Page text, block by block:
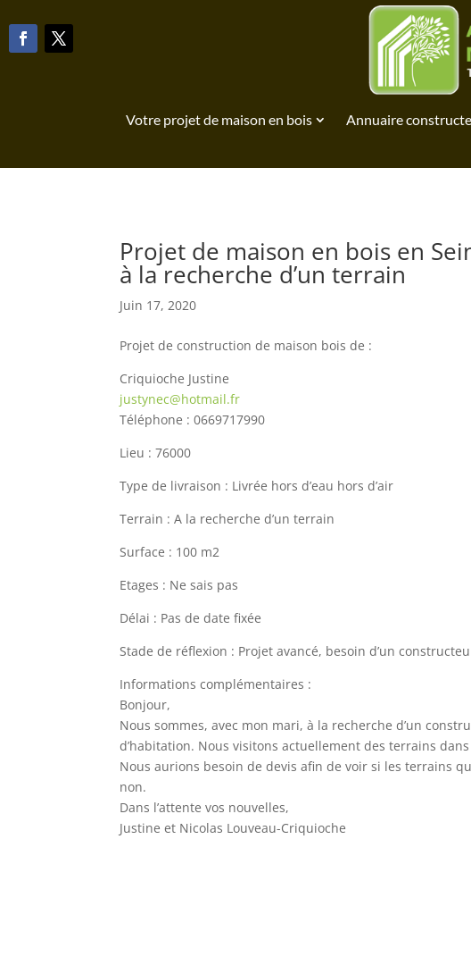
Votre projet de maison en bois Annuaire
Projet de maison en bois en
à la recherche d’un terrain
Juin 17, 2020
Projet de construction de maison bois de :
Criquioche Justine
justynec@hotmail.fr
Téléphone : 0669717990
Lieu : 76000
Type de livraison : Livrée hors d’eau hors d’air
Terrain : A la recherche d’un terrain
Surface : 100 m2
Etages : Ne sais pas
Délai : Pas de date fixée
Stade de réflexion : Projet avancé, besoin d’un
Informations complémentaires :
Bonjour,
Nous sommes, avec mon mari, à la recherche d’un
d’habitation. Nous visitons actuellement des terrains
Nous aurions besoin de devis afin de voir si les terrains
non.
Dans l’attente vos nouvelles,
Justine et Nicolas Louveau-Criquioche